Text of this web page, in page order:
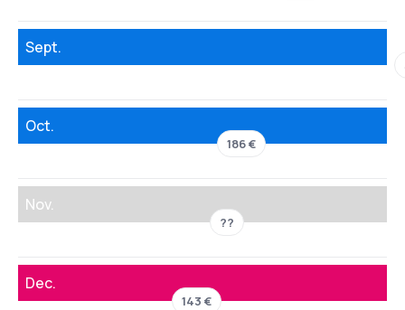
Sept.
Oct.
186 €
Nov.
??
Dec.
143 €